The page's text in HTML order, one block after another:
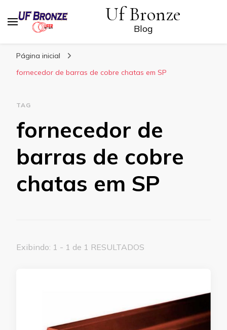
Uf Bronze
Blog
Página inicial
fornecedor de barras de cobre chatas em SP
TAG
fornecedor de
barras de cobre
chatas em SP
Exibindo: 1 - 1 de 1 RESULTADOS